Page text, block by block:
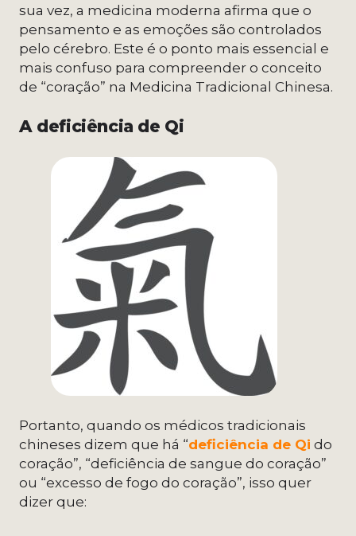
sua vez, a medicina moderna afirma que o
pensamento e as emoções são controlados
pelo cérebro. Este é o ponto mais essencial e
mais confuso para compreender o conceito
de “coração” na Medicina Tradicional Chinesa.
A deficiência de Qi
Portanto, quando os médicos tradicionais
chineses dizem que há “deficiência de Qi do
coração”, “deficiência de sangue do coração”
ou “excesso de fogo do coração”, isso quer
dizer que: